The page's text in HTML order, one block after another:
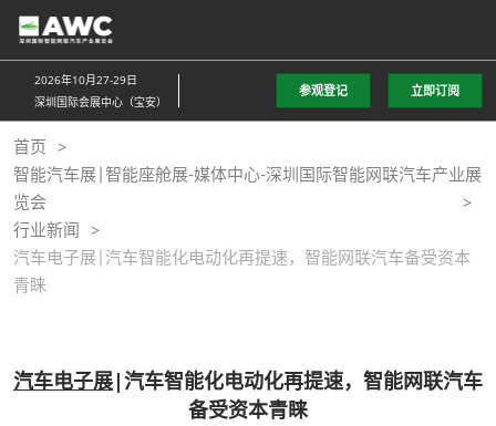
直
接
跳
至
内
容
2026年10月27-29日
深圳国际会展中心（宝安）
参观登记 立即订阅
首页
智能汽车展|智能座舱展-媒体中心-深圳国际智能网联汽车产业展
览会
行业新闻
汽车电子展|汽车智能化电动化再提速，智能网联汽车备受资本
青睐
汽车电子展|汽车智能化电动化再提速，智能网联汽车
备受资本青睐